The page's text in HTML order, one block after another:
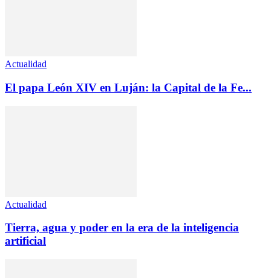
Actualidad
El papa León XIV en Luján: la Capital de la Fe...
Actualidad
Tierra, agua y poder en la era de la inteligencia
artificial